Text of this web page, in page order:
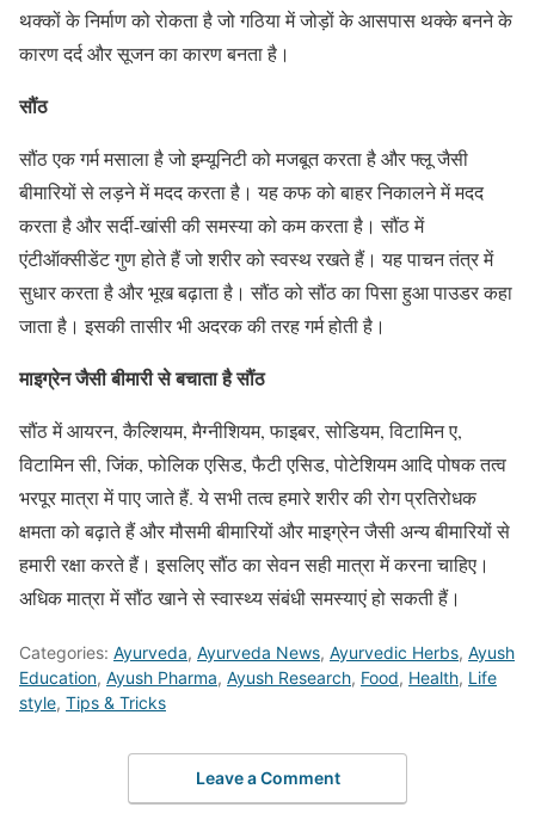
थक्कों के निर्माण को रोकता है जो गठिया में जोड़ों के आसपास थक्के बनने के
कारण दर्द और सूजन का कारण बनता है।
सौंठ
सौंठ एक गर्म मसाला है जो इम्यूनिटी को मजबूत करता है और फ्लू जैसी
बीमारियों से लड़ने में मदद करता है। यह कफ को बाहर निकालने में मदद
करता है और सर्दी-खांसी की समस्या को कम करता है। सौंठ में
एंटीऑक्सीडेंट गुण होते हैं जो शरीर को स्वस्थ रखते हैं। यह पाचन तंत्र में
सुधार करता है और भूख बढ़ाता है। सौंठ को सौंठ का पिसा हुआ पाउडर कहा
जाता है। इसकी तासीर भी अदरक की तरह गर्म होती है।
माइग्रेन जैसी बीमारी से बचाता है सौंठ
सौंठ में आयरन, कैल्शियम, मैग्नीशियम, फाइबर, सोडियम, विटामिन ए,
विटामिन सी, जिंक, फोलिक एसिड, फैटी एसिड, पोटेशियम आदि पोषक तत्व
भरपूर मात्रा में पाए जाते हैं. ये सभी तत्व हमारे शरीर की रोग प्रतिरोधक
क्षमता को बढ़ाते हैं और मौसमी बीमारियों और माइग्रेन जैसी अन्य बीमारियों से
हमारी रक्षा करते हैं। इसलिए सौंठ का सेवन सही मात्रा में करना चाहिए।
अधिक मात्रा में सौंठ खाने से स्वास्थ्य संबंधी समस्याएं हो सकती हैं।
Categories: Ayurveda, Ayurveda News, Ayurvedic Herbs, Ayush
Education, Ayush Pharma, Ayush Research, Food, Health, Life
style, Tips & Tricks
Leave a Comment